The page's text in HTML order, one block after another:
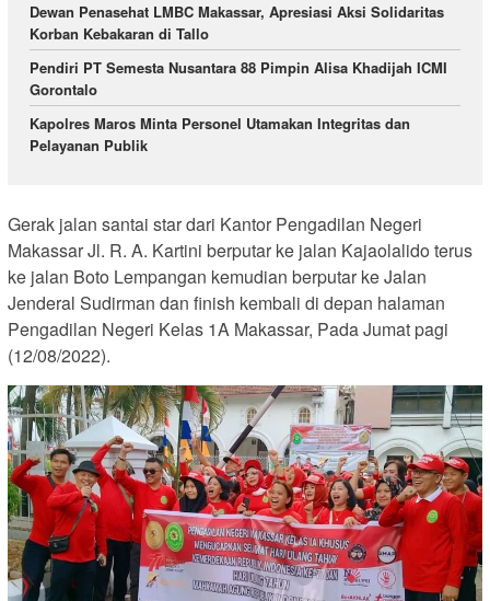
Dewan Penasehat LMBC Makassar, Apresiasi Aksi Solidaritas
Korban Kebakaran di Tallo
Pendiri PT Semesta Nusantara 88 Pimpin Alisa Khadijah ICMI
Gorontalo
Kapolres Maros Minta Personel Utamakan Integritas dan
Pelayanan Publik
Gerak jalan santai star dari Kantor Pengadilan Negeri
Makassar Jl. R. A. Kartini berputar ke jalan Kajaolalido terus
ke jalan Boto Lempangan kemudian berputar ke Jalan
Jenderal Sudirman dan finish kembali di depan halaman
Pengadilan Negeri Kelas 1A Makassar, Pada Jumat pagi
(12/08/2022).